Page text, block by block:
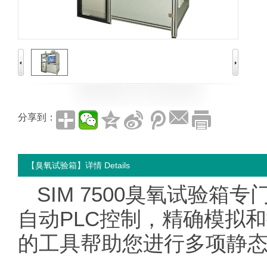
分享到：
【臭氧试验箱】详情 Details
SIM 7500臭氧试验箱专
自动PLC控制，精确模拟
的工具帮助您进行多项静